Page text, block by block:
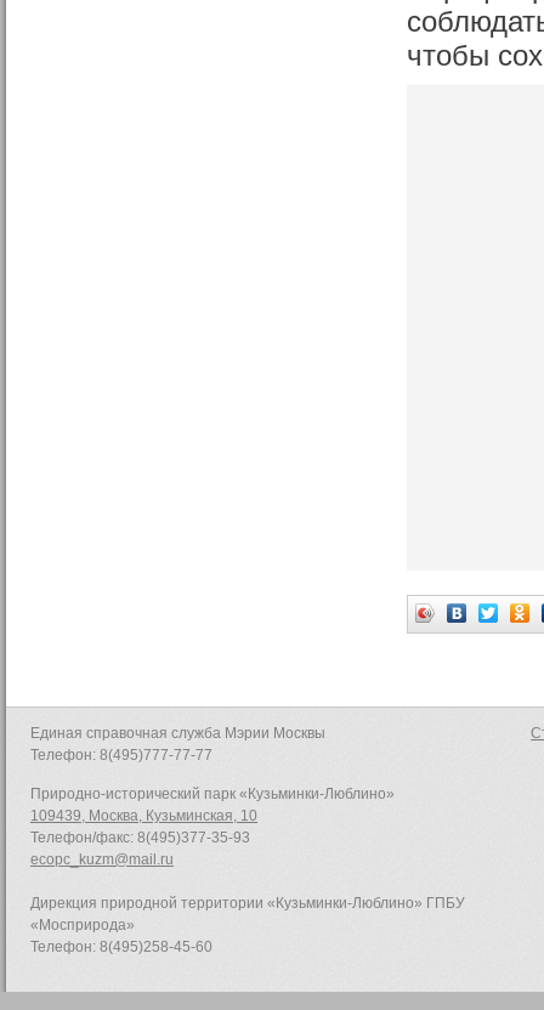
чтобы
Единая справочная служба Мэрии Москвы
Телефон: 8(495)777-77-77
Природно-исторический парк «Кузьминки-Люблино»
109439, Москва, Кузьминская, 10
Телефон/факс: 8(495)377-35-93
ecopc_kuzm@mail.ru
Дирекция природной территории «Кузьминки-Люблино» ГПБУ
«Мосприрода»
Телефон: 8(495)258-45-60